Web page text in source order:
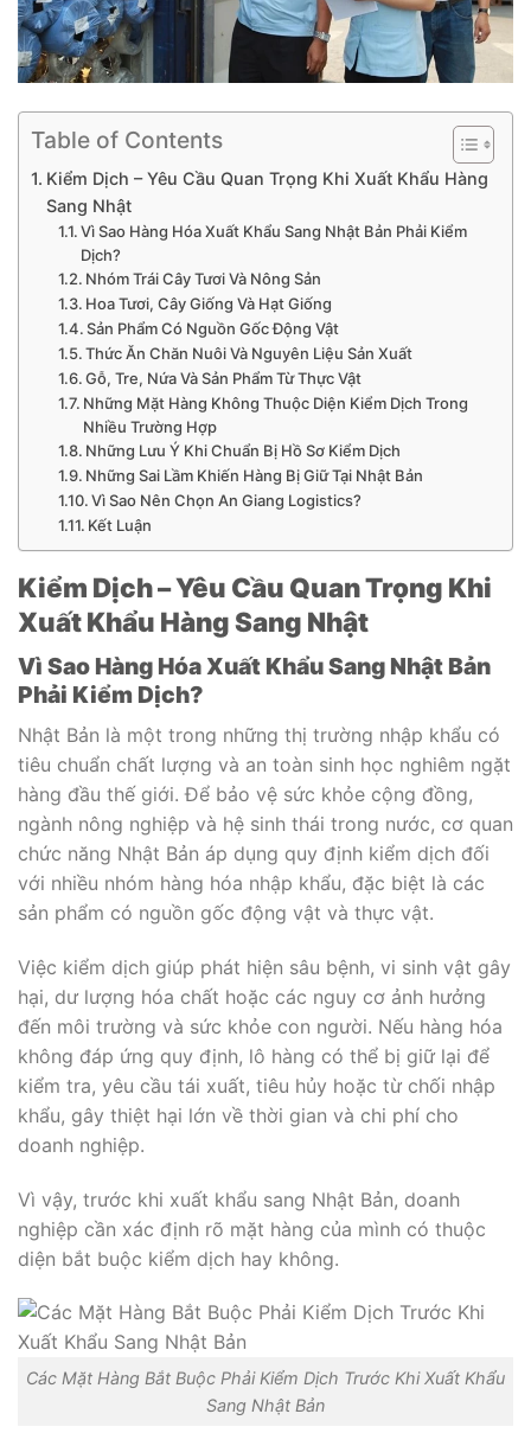
Table of Contents
Kiểm Dịch – Yêu Cầu Quan Trọng Khi Xuất Khẩu Hàng
Sang Nhật
Vì Sao Hàng Hóa Xuất Khẩu Sang Nhật Bản Phải Kiểm
Dịch?
Nhóm Trái Cây Tươi Và Nông Sản
Hoa Tươi, Cây Giống Và Hạt Giống
Sản Phẩm Có Nguồn Gốc Động Vật
Thức Ăn Chăn Nuôi Và Nguyên Liệu Sản Xuất
Gỗ, Tre, Nứa Và Sản Phẩm Từ Thực Vật
Những Mặt Hàng Không Thuộc Diện Kiểm Dịch Trong
Nhiều Trường Hợp
Những Lưu Ý Khi Chuẩn Bị Hồ Sơ Kiểm Dịch
Những Sai Lầm Khiến Hàng Bị Giữ Tại Nhật Bản
Vì Sao Nên Chọn An Giang Logistics?
Kết Luận
Kiểm Dịch – Yêu Cầu Quan Trọng Khi
Xuất Khẩu Hàng Sang Nhật
Vì Sao Hàng Hóa Xuất Khẩu Sang Nhật Bản
Phải Kiểm Dịch?
Nhật Bản là một trong những thị trường nhập khẩu có
tiêu chuẩn chất lượng và an toàn sinh học nghiêm ngặt
hàng đầu thế giới. Để bảo vệ sức khỏe cộng đồng,
ngành nông nghiệp và hệ sinh thái trong nước, cơ quan
chức năng Nhật Bản áp dụng quy định kiểm dịch đối
với nhiều nhóm hàng hóa nhập khẩu, đặc biệt là các
sản phẩm có nguồn gốc động vật và thực vật.
Việc kiểm dịch giúp phát hiện sâu bệnh, vi sinh vật gây
hại, dư lượng hóa chất hoặc các nguy cơ ảnh hưởng
đến môi trường và sức khỏe con người. Nếu hàng hóa
không đáp ứng quy định, lô hàng có thể bị giữ lại để
kiểm tra, yêu cầu tái xuất, tiêu hủy hoặc từ chối nhập
khẩu, gây thiệt hại lớn về thời gian và chi phí cho
doanh nghiệp.
Vì vậy, trước khi xuất khẩu sang Nhật Bản, doanh
nghiệp cần xác định rõ mặt hàng của mình có thuộc
diện bắt buộc kiểm dịch hay không.
Các Mặt Hàng Bắt Buộc Phải Kiểm Dịch Trước Khi Xuất Khẩu
Sang Nhật Bản